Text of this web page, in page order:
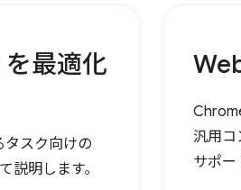
最適化
タスク向けの
説明します。
汎用コ
サポー